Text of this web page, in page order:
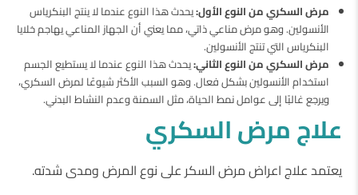
مرض السكري من النوع الأول:يحدث هذا النوع عندما لا ينتج البنكرياس
الأنسولين. وهو مرض مناعي ذاتي، مما يعني أن الجهاز المناعي يهاجم خلايا
البنكرياس التي تنتج الأنسولين.
مرض السكري من النوع الثاني:يحدث هذا النوع عندما لا يستطيع الجسم
استخدام الأنسولين بشكل فعال. وهو السبب الأكثر شيوعًا لمرض السكري،
ويرجع غالبًا إلى عوامل نمط الحياة، مثل السمنة وعدم النشاط البدني.
علاج مرض السكري
يعتمد علاج اعراض مرض السكر على نوع المرض ومدى شدته.